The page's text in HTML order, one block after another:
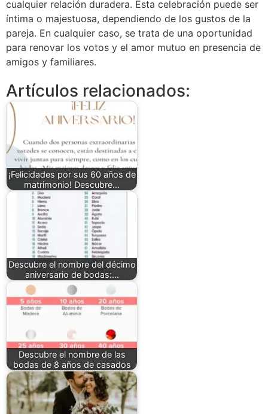
cualquier relación duradera. Esta celebración puede ser
íntima o majestuosa, dependiendo de los gustos de la
pareja. En cualquier caso, se trata de una oportunidad
para renovar los votos y el amor mutuo en presencia de
amigos y familiares.
Artículos relacionados:
¡Felicidades por sus 60 años de
matrimonio! Descubre…
Descubre el nombre del décimo
aniversario de bodas:…
Descubre el nombre de las
bodas de 8 años de casados